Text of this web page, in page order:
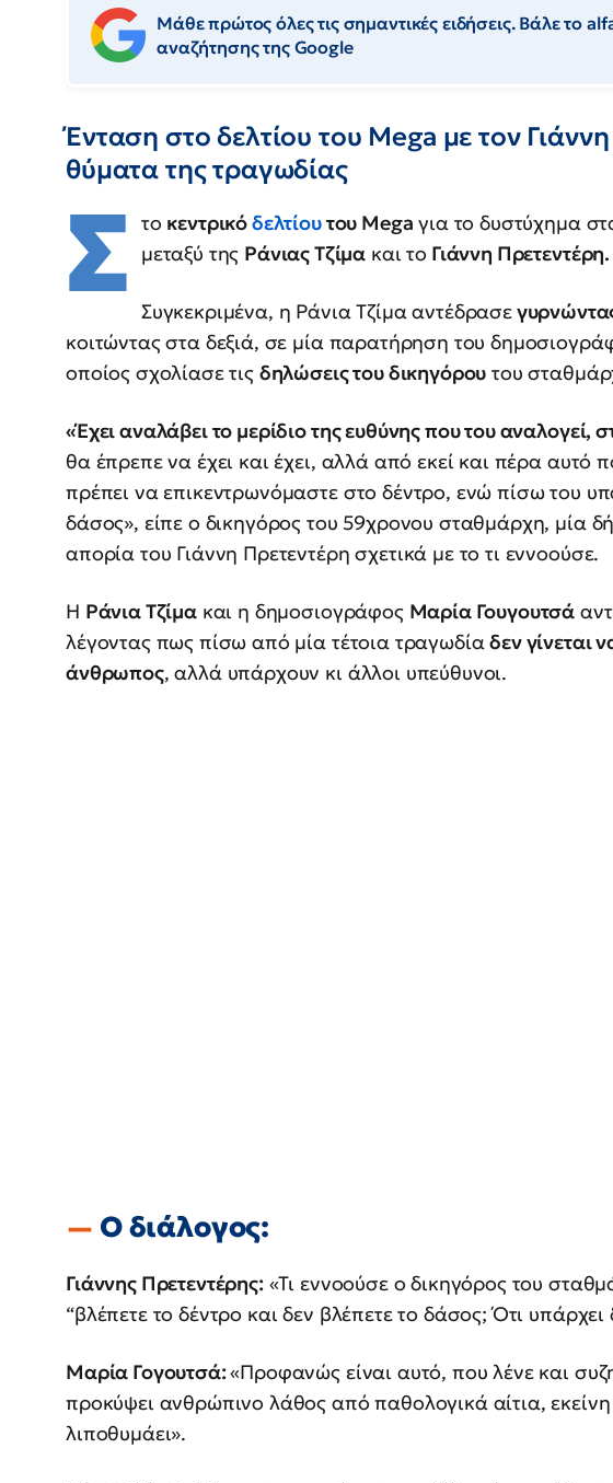
Μάθε πρώτος όλες τις σημαντικές ειδήσεις. Βάλε το
αναζήτησης της Google
Ένταση στο δελτίου του Mega με τον
θύματα της τραγωδίας
Σ το κεντρικόδελτίουτου Mega για το δυστύχημα
μεταξύ της Ράνιας Τζίμα και το Γιάννη Πρετεντέρη.
Συγκεκριμένα, η Ράνια Τζίμα αντέδρασε
κοιτώντας στα δεξιά, σε μία παρατήρηση του
οποίος σχολίασε τις δηλώσεις του δικηγόρου του
«Έχει αναλάβει το μερίδιο της ευθύνης που του αναλογεί,
θα έπρεπε να έχει και έχει, αλλά από εκεί και πέρα αυτό
πρέπει να επικεντρωνόμαστε στο δέντρο, ενώ πίσω του
δάσος», είπε ο δικηγόρος του 59χρονου σταθμάρχη, μία
απορία του Γιάννη Πρετεντέρη σχετικά με το τι εννοούσε.
Η Ράνια Τζίμακαι η δημοσιογράφος Μαρία Γουγουτσά
λέγοντας πως πίσω από μία τέτοια τραγωδίαδεν γίνεται
άνθρωπος, αλλά υπάρχουν κι άλλοι υπεύθυνοι.
Ο διάλογος:
Γιάννης Πρετεντέρης:«Τι εννοούσε ο δικηγόρος του
“βλέπετε το δέντρο και δεν βλέπετε το δάσος; Ότι
Μαρία Γογουτσά:«Προφανώς είναι αυτό, που λένε και
προκύψει ανθρώπινο λάθος από παθολογικά αίτια, εκείνη
λιποθυμάει».